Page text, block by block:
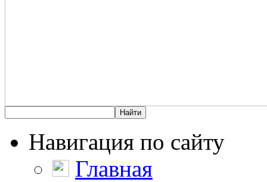
Навигация по сайту
Главная